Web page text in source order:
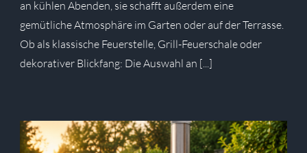
an kühlen Abenden, sie schafft außerdem eine
gemütliche Atmosphäre im Garten oder auf der Terrasse.
Ob als klassische Feuerstelle, Grill-Feuerschale oder
dekorativer Blickfang: Die Auswahl an [...]